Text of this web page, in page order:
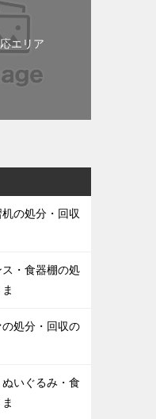
エリア
机の処分・回収
ス・食器棚の処
の処分・回収の
ぬいぐるみ・食